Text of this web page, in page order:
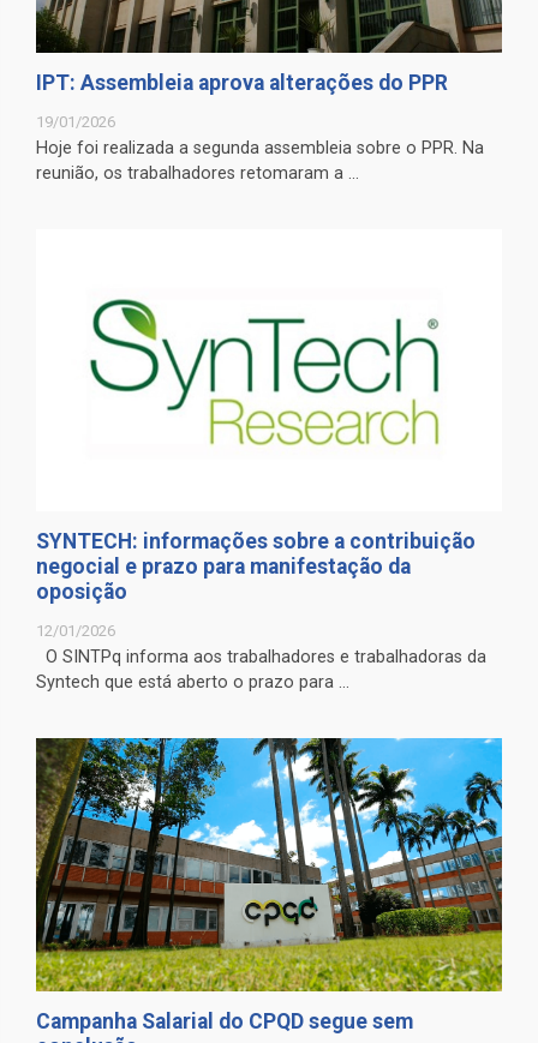
IPT: Assembleia aprova alterações do PPR
19/01/2026
Hoje foi realizada a segunda assembleia sobre o PPR. Na
reunião, os trabalhadores retomaram a ...
SYNTECH: informações sobre a contribuição
negocial e prazo para manifestação da
oposição
12/01/2026
O SINTPq informa aos trabalhadores e trabalhadoras da
Syntech que está aberto o prazo para ...
Campanha Salarial do CPQD segue sem